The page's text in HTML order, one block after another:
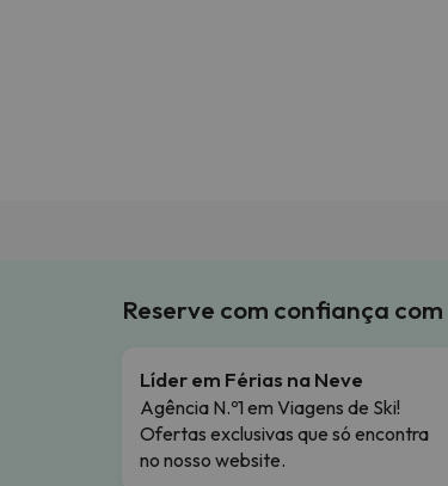
Reserve com confiança
Líder em Férias na Neve
Agência N.º1 em Viagens de Ski!
Ofertas exclusivas que só encontra
no nosso website.